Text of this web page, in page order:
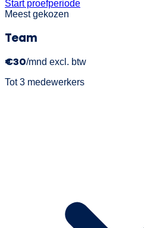
Start proefperiode
Meest gekozen
Team
€30/mnd excl. btw
Tot 3 medewerkers